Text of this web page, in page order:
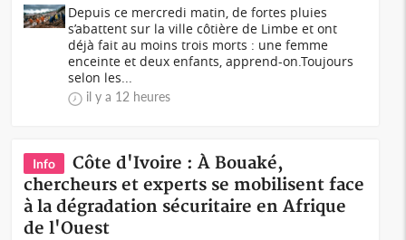
Depuis ce mercredi matin, de fortes pluies
s’abattent sur la ville côtière de Limbe et ont
déjà fait au moins trois morts : une femme
enceinte et deux enfants, apprend-on.Toujours
selon les...
il y a 12 heures
Info
Côte d'Ivoire : À Bouaké,
chercheurs et experts se mobilisent face
à la dégradation sécuritaire en Afrique
de l'Ouest